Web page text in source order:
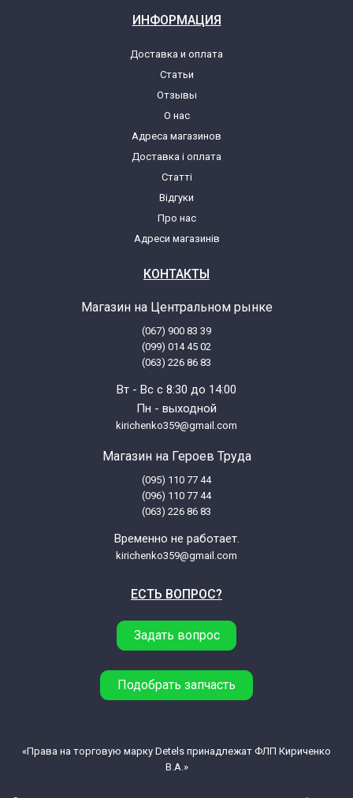
ИНФОРМАЦИЯ
Доставка и оплата
Статьи
Отзывы
О нас
Адреса магазинов
Доставка і оплата
Статті
Відгуки
Про нас
Адреси магазинів
КОНТАКТЫ
Магазин на Центральном рынке
(067) 900 83 39
(099) 014 45 02
(063) 226 86 83
Вт - Вс с 8:30 до 14:00
Пн - выходной
kirichenko359@gmail.com
Магазин на Героев Труда
(095) 110 77 44
(096) 110 77 44
(063) 226 86 83
Временно не работает.
kirichenko359@gmail.com
ЕСТЬ ВОПРОС?
Задать вопрос
Подобрать запчасть
«Права на торговую марку Detels принадлежат ФЛП Кириченко
В.А.»